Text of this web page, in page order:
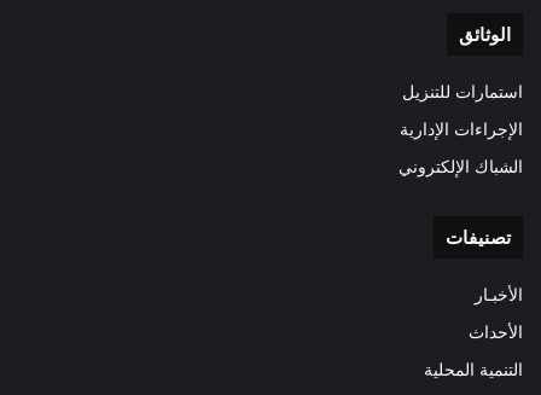
الوثائق
استمارات للتنزيل
الإجراءات الإدارية
الشباك الإلكتروني
تصنيفات
الأخبـار
الأحداث
التنمية المحلية